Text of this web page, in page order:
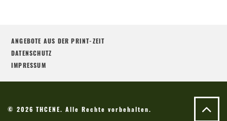
ANGEBOTE AUS DER PRINT-ZEIT
DATENSCHUTZ
IMPRESSUM
© 2026 THCENE. Alle Rechte vorbehalten.